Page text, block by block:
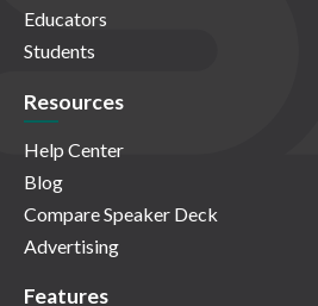
Educators
Students
Resources
Help Center
Blog
Compare Speaker Deck
Advertising
Features